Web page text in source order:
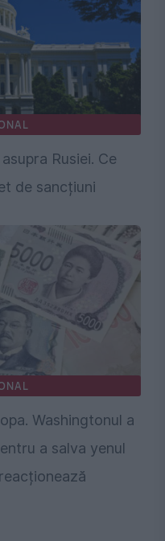
Rusiei. Ce
de sancțiuni
Washingtonul a
a salva yenul